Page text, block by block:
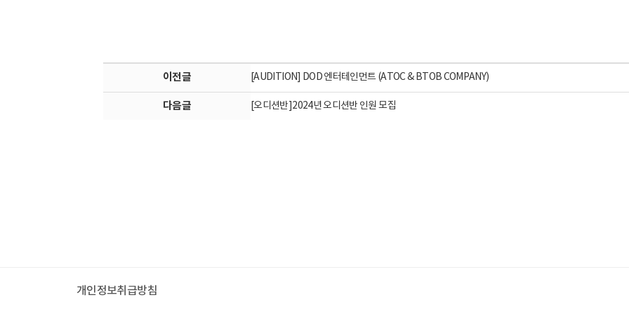
이전글 [AUDITION] DOD 엔터테인먼트 (ATOC & BTOB COMPANY)
다음글 [오디션반]2024년 오디션반 인원 모집
개인정보취급방침